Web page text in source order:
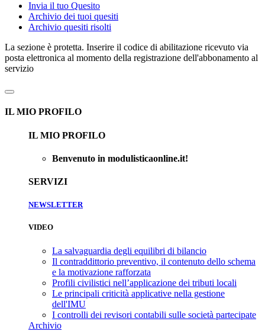
Invia il tuo Quesito
Archivio dei tuoi quesiti
Archivio quesiti risolti
La sezione è protetta. Inserire il codice di abilitazione ricevuto via
posta elettronica al momento della registrazione dell'abbonamento al
servizio
IL MIO PROFILO
IL MIO PROFILO
Benvenuto in modulisticaonline.it!
SERVIZI
NEWSLETTER
VIDEO
La salvaguardia degli equilibri di bilancio
Il contraddittorio preventivo, il contenuto dello schema
e la motivazione rafforzata
Profili civilistici nell’applicazione dei tributi locali
Le principali criticità applicative nella gestione
dell'IMU
I controlli dei revisori contabili sulle società partecipate
Archivio